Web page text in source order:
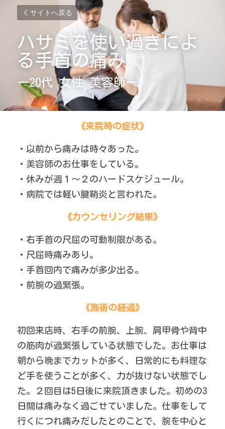
サイトへ戻る
ハサミを使い過ぎによ
る手首の痛み
ー20代 女性 美容師ー
《来院時の症状》
・以前から痛みは時々あった。
・美容師のお仕事をしている。
・休みが週１～２のハードスケジュール。
・病院では軽い腱鞘炎と言われた。
《カウンセリング結果》
・右手首の尺屈の可動制限がある。
・尺屈時痛みあり。
・手首回内で痛みが多少出る。
・前腕の過緊張。
《施術の経過》
初回来店時、右手の前腕、上腕、肩甲骨や背中
の筋肉が過緊張している状態でした。お仕事は
朝から晩までカットが多く、日常的にも料理な
ど手を使うことが多く、力が抜けない状態でし
た。２回目は5日後に来院頂きました。初めの3
日間は痛みなく過ごせていました。仕事をして
行くにつれ痛みだしたとのことで、腕を中心と